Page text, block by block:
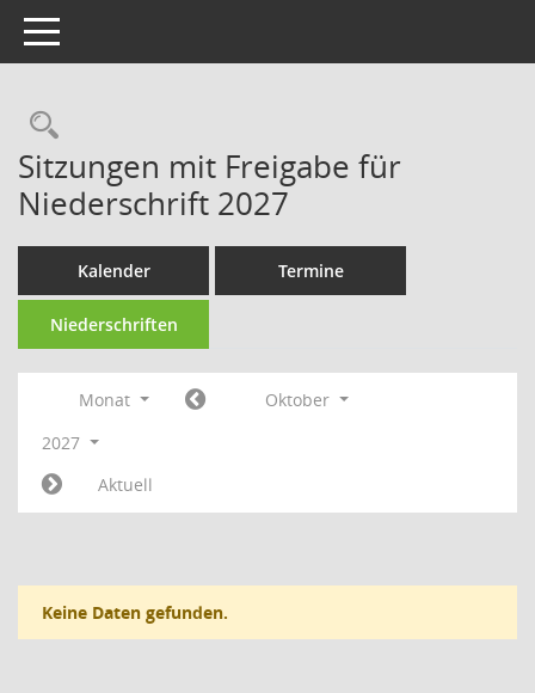
Toggle navigation
Rechercheauswahl
Sitzungen mit Freigabe für
Niederschrift 2027
Kalender Termine
Niederschriften
Monat
Oktober
2027
Aktuell
Keine Daten gefunden.